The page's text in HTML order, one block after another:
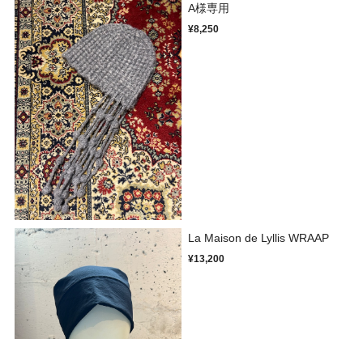
A様専用
¥8,250
La Maison de Lyllis WRAAP
¥13,200